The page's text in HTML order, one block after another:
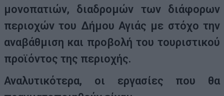
μονοπατιών, διαδρομών των διάφορων
περιοχών του Δήμου Αγιάς με στόχο την
αναβάθμιση και προβολή του τουριστικού
προϊόντος της περιοχής.
Αναλυτικότερα, οι εργασίες που θα